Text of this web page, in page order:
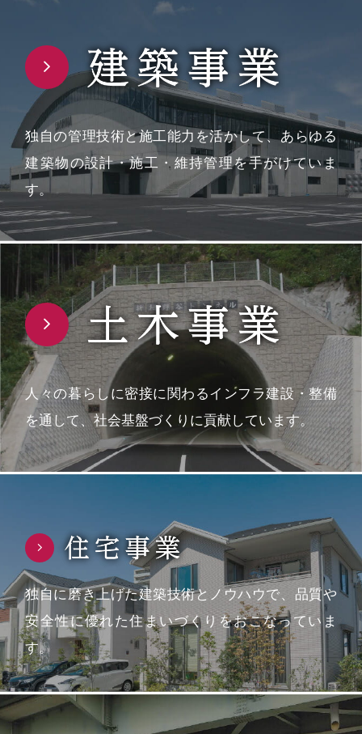
独自の管理技術と施工能力を活かして、あらゆる
建築物の設計・施工・維持管理を手がけていま
す。
人々の暮らしに密接に関わるインフラ建設・整備
を通して、社会基盤づくりに貢献しています。
独自に磨き上げた建築技術とノウハウで、品質や
安全性に優れた住まいづくりをおこなっていま
す。